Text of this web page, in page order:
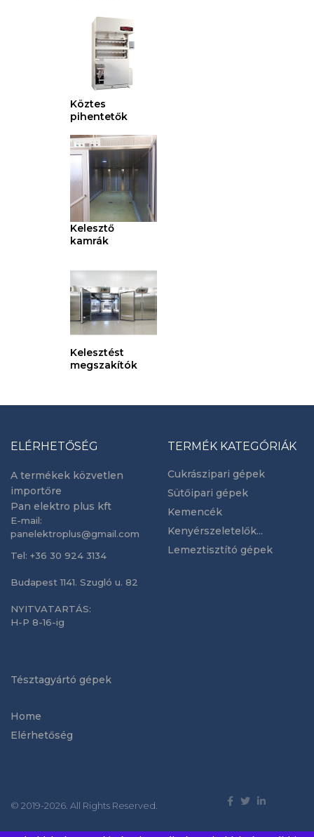
Köztes
pihentetők
Kelesztő
kamrák
Kelesztést
megszakítók
ELÉRHETŐSÉG
A termékek közvetlen
importőre
Pan elektro plus kft
E-mail:
panelektroplus@gmail.com
Tel: +36 30 924 3134
Budapest 1141. Szugló u. 82
NYITVATARTÁS:
H-P 8-16-ig
TERMÉK KATEGÓRIÁK
Cukrászipari gépek
Sütőipari gépek
Kemencék
Kenyérszeletelők...
Lemeztisztító gépek
Tésztagyártó gépek
Home
Elérhetőség
© 2019-2026. All Rights Reserved.